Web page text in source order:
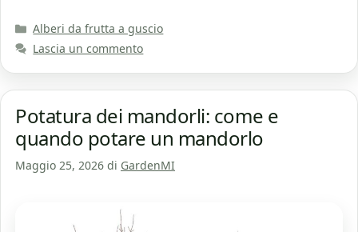
Categorie
Alberi da frutta a guscio
Lascia un commento
Potatura dei mandorli: come e
quando potare un mandorlo
Maggio 25, 2026 di GardenMI